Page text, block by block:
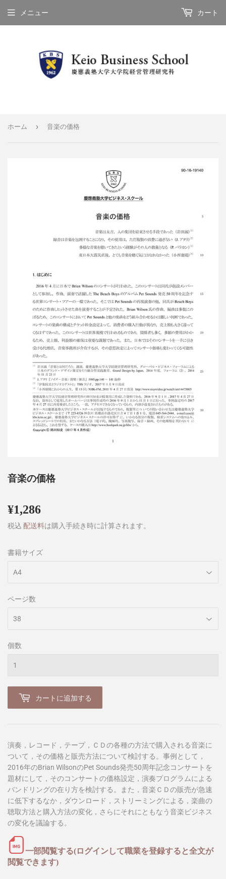
メニュー カート
ホーム › 音楽の価格
音楽の価格
¥1,286
税込 配送料は購入手続き時に計算されます。
書籍サイズ
ページ数
個数
カートに追加する
演奏，レコード，テープ，ＣＤの各種の方法で購入される音楽に
ついて，その価格と販売方法について検討する。事例として，
2016年のBrian WilsonのPet Sounds発売50周年記念コンサートを
題材にして，そのコンサートの価格設定，演奏プログラムによる
バンドリングの在り方を検討する。また，音楽ＣＤの販売が急速
に低下するなか，ダウンロード，ストリーミングによる，楽曲の
聴取方法と購入方法の変化，さらにそれにともなう音楽ビジネス
の変化を議論する。
一部閲覧する(ログインして職業を登録すると全文が
閲覧できます)